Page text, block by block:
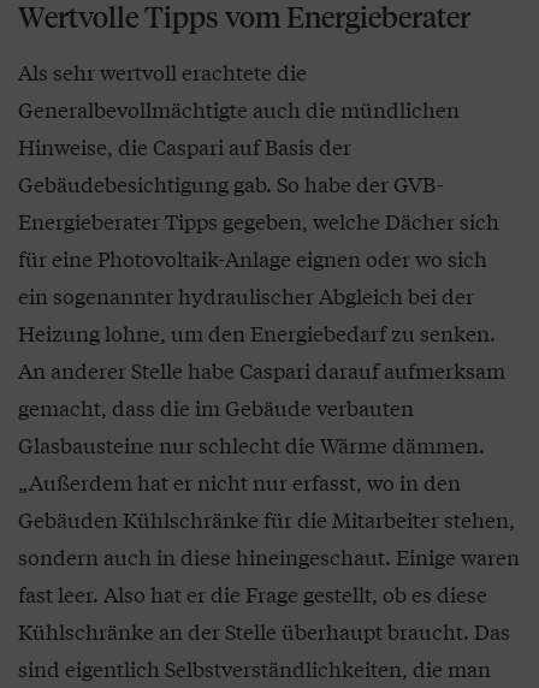
Wertvolle Tipps vom Energieberater
Als sehr wertvoll erachtete die
Generalbevollmächtigte auch die mündlichen
Hinweise, die Caspari auf Basis der
Gebäudebesichtigung gab. So habe der GVB-
Energieberater Tipps gegeben, welche Dächer sich
für eine Photovoltaik-Anlage eignen oder wo sich
ein sogenannter hydraulischer Abgleich bei der
Heizung lohne, um den Energiebedarf zu senken.
An anderer Stelle habe Caspari darauf aufmerksam
gemacht, dass die im Gebäude verbauten
Glasbausteine nur schlecht die Wärme dämmen.
„Außerdem hat er nicht nur erfasst, wo in den
Gebäuden Kühlschränke für die Mitarbeiter stehen,
sondern auch in diese hineingeschaut. Einige waren
fast leer. Also hat er die Frage gestellt, ob es diese
Kühlschränke an der Stelle überhaupt braucht. Das
sind eigentlich Selbstverständlichkeiten, die man